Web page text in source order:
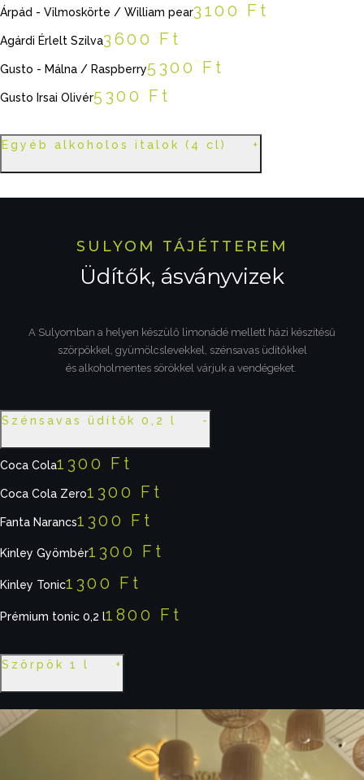
Árpád - Vilmoskörte / William pear3100 Ft
Agárdi Érlelt Szilva3600 Ft
Gusto - Málna / Raspberry5300 Ft
Gusto Irsai Olivér5300 Ft
Egyéb alkoholos italok (4 cl)
SULYOM TÁJÉTTEREM
Üdítők, ásványvizek
A Sulyomban a helyen készülő limonádé mellett házi készítésű
szörpökkel, gyümölcslevekkel, szénsavas üdítőkkel
és alkoholmentes sörökkel várjuk a vendégeket.
Szénsavas üdítők 0,2 l
Coca Cola1300 Ft
Coca Cola Zero1300 Ft
Fanta Narancs1300 Ft
Kinley Gyömbér1300 Ft
Kinley Tonic1300 Ft
Prémium tonic 0,2 l1800 Ft
Szörpök 1 l